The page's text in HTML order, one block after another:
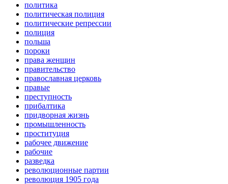
политика
политическая полиция
политические репрессии
полиция
польша
пороки
права женщин
правительство
православная церковь
правые
преступность
прибалтика
придворная жизнь
промышленность
проституция
рабочее движение
рабочие
разведка
революционные партии
революция 1905 года